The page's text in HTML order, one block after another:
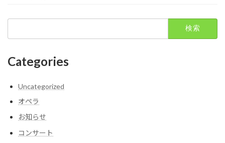
Categories
Uncategorized
オペラ
お知らせ
コンサート